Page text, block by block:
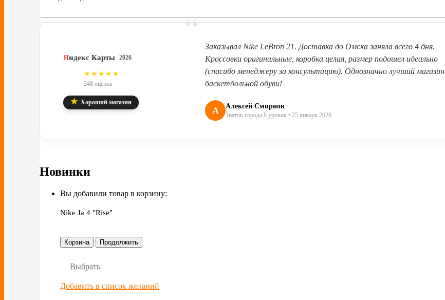
Яндекс Карты 2026
★★★★★
248 оценок
★ Хороший магазин
“
Заказывал Nike LeBron 21. Доставка до Омска заняла всего 4 дня.
Кроссовки оригинальные, коробка целая, размер подошел идеально
(спасибо менеджеру за консультацию). Однозначно лучший магазин
баскетбольной обуви!
А Алексей Смирнов
Знаток города 8 уровня • 25 января 2026
Новинки
Вы добавили товар в корзину:
Nike Ja 4 "Rise"
Корзина Продолжить
Выбрать
Добавить в список желаний